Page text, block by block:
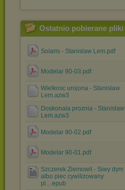
Ostatnio pobierane pliki
Solaris - Stanislaw Lem.pdf
Modelar 90-03.pdf
Wielkosc urojona - Stanislaw
Lem.azw3
Doskonala proznia - Stanislaw
Lem.azw3
Modelar 90-02.pdf
Modelar 90-01.pdf
Szczerek Ziemowit - Siwy dym
albo piec cywilizowany
pl....epub